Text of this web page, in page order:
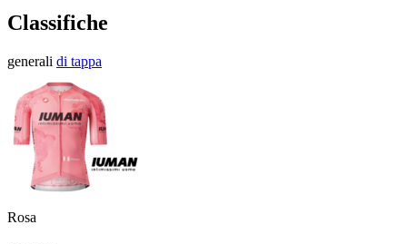
Classifiche
generali di tappa
Rosa